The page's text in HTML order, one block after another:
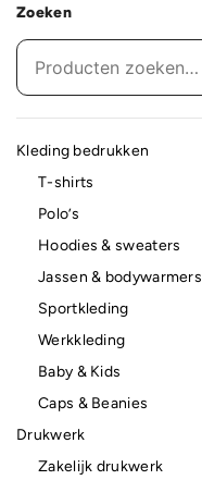
Zoeken
Kleding bedrukken
T-shirts
Polo’s
Hoodies & sweaters
Jassen & bodywarmers
Sportkleding
Werkkleding
Baby & Kids
Caps & Beanies
Drukwerk
Zakelijk drukwerk